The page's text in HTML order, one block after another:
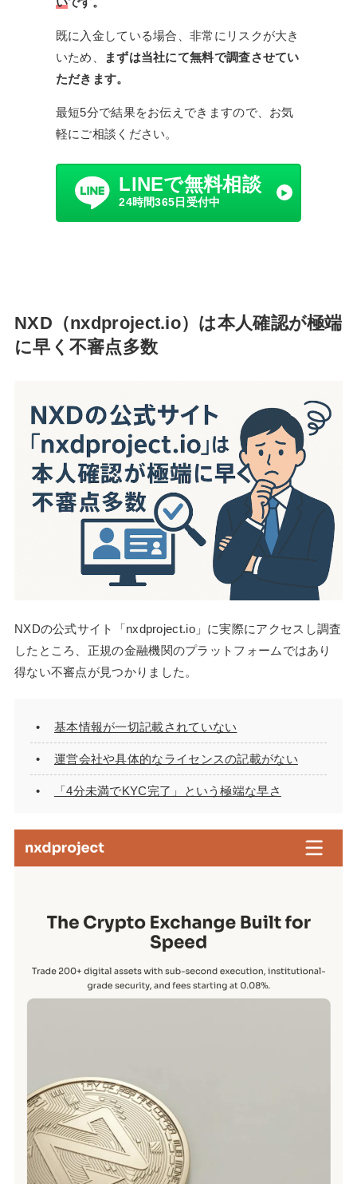
既に入金している場合、非常にリスクが大き
いため、
まずは当社にて無料で調査させてい
ただきます。
最短5分で結果をお伝えできますので、お気
軽にご相談ください。
LINEで無料相談
24時間365日受付中
NXD（nxdproject.io）は本人確認が極端
に早く不審点多数
NXDの公式サイト「nxdproject.io」に実際にアクセスし調査
したところ、正規の金融機関のプラットフォームではあり
得ない不審点が見つかりました。
基本情報が一切記載されていない
運営会社や具体的なライセンスの記載がない
「4分未満でKYC完了」という極端な早さ